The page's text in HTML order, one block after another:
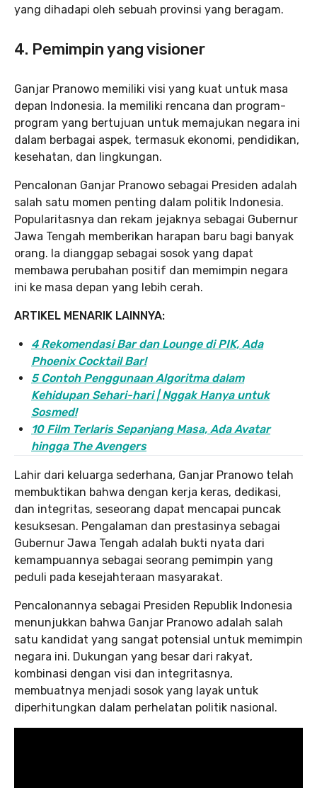
yang dihadapi oleh sebuah provinsi yang beragam.
4. Pemimpin yang visioner
Ganjar Pranowo memiliki visi yang kuat untuk masa
depan Indonesia. Ia memiliki rencana dan program-
program yang bertujuan untuk memajukan negara ini
dalam berbagai aspek, termasuk ekonomi, pendidikan,
kesehatan, dan lingkungan.
Pencalonan Ganjar Pranowo sebagai Presiden adalah
salah satu momen penting dalam politik Indonesia.
Popularitasnya dan rekam jejaknya sebagai Gubernur
Jawa Tengah memberikan harapan baru bagi banyak
orang. Ia dianggap sebagai sosok yang dapat
membawa perubahan positif dan memimpin negara
ini ke masa depan yang lebih cerah.
ARTIKEL MENARIK LAINNYA:
4 Rekomendasi Bar dan Lounge di PIK, Ada
Phoenix Cocktail Bar!
5 Contoh Penggunaan Algoritma dalam
Kehidupan Sehari-hari | Nggak Hanya untuk
Sosmed!
10 Film Terlaris Sepanjang Masa, Ada Avatar
hingga The Avengers
Lahir dari keluarga sederhana, Ganjar Pranowo telah
membuktikan bahwa dengan kerja keras, dedikasi,
dan integritas, seseorang dapat mencapai puncak
kesuksesan. Pengalaman dan prestasinya sebagai
Gubernur Jawa Tengah adalah bukti nyata dari
kemampuannya sebagai seorang pemimpin yang
peduli pada kesejahteraan masyarakat.
Pencalonannya sebagai Presiden Republik Indonesia
menunjukkan bahwa Ganjar Pranowo adalah salah
satu kandidat yang sangat potensial untuk memimpin
negara ini. Dukungan yang besar dari rakyat,
kombinasi dengan visi dan integritasnya,
membuatnya menjadi sosok yang layak untuk
diperhitungkan dalam perhelatan politik nasional.